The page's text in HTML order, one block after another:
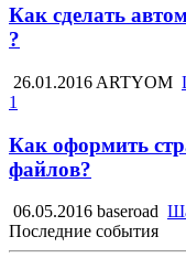
Как сделать
?
26.01.2016 ARTYOM
1
Как оформить
файлов?
06.05.2016 baseroad
Последние события